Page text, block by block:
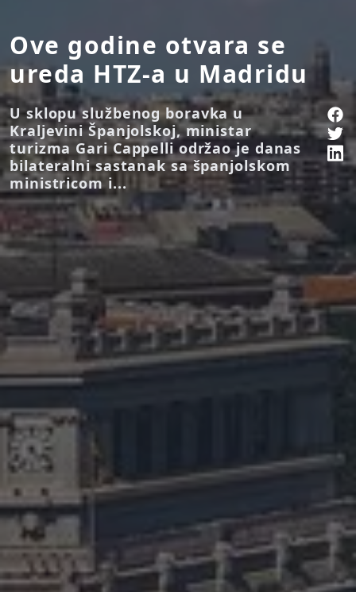
Ove godine otvara se
ureda HTZ-a u Madridu
U sklopu službenog boravka u
Kraljevini Španjolskoj, ministar
turizma Gari Cappelli održao je danas
bilateralni sastanak sa španjolskom
ministricom i...